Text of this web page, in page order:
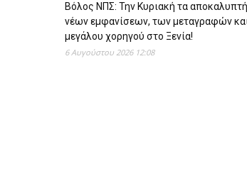
Βόλος ΝΠΣ: Την Κυριακή τα
νέων εμφανίσεων, των μεταγραφών
μεγάλου χορηγού στο Ξενία!
6 Αυγούστου 2026 12:08